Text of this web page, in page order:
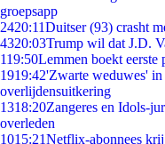
groepsapp
2420:11Duitser (93) crasht
4320:03Trump wil dat J.D.
119:50Lemmen boekt
1919:42'Zwarte weduwes'
overlijdensuitkering
1318:20Zangeres en Idols-
overleden
1015:21Netflix-abonnees